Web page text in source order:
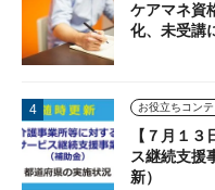
ケアマネ資
化、未受講
【７月１
ス継続支援
新）